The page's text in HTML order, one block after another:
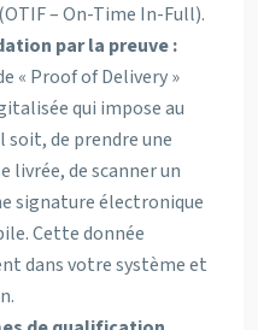
– On-Time In-Full).
par la preuve :
« Proof of Delivery »
qui impose au
soit, de prendre une
livrée, de scanner un
signature électronique
Cette donnée
dans votre système et